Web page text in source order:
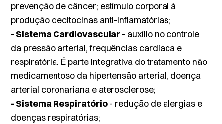
prevenção de câncer; estímulo corporal à
produção decitocinas anti-inflamatórias;
- Sistema Cardiovascular- auxílio no controle
da pressão arterial, frequências cardíaca e
respiratória. É parte integrativa do tratamento não
medicamentoso da hipertensão arterial, doença
arterial coronariana e aterosclerose;
- Sistema Respiratório - redução de alergias e
doenças respiratórias;